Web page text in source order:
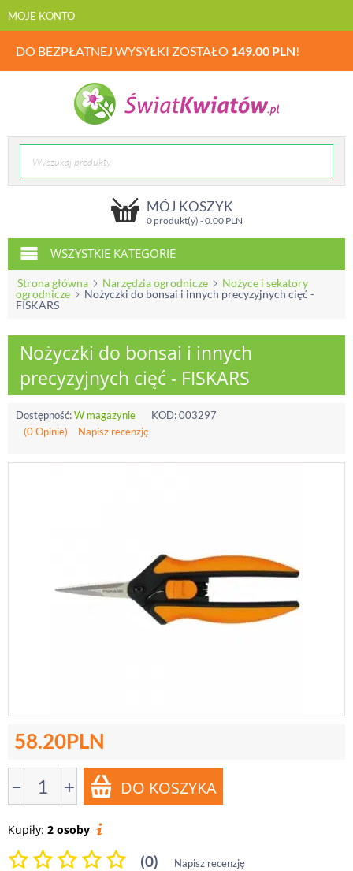
MOJE KONTO
DO BEZPŁATNEJ WYSYŁKI ZOSTAŁO 149.00 PLN!
MÓJ KOSZYK
0 produkt(y) -0.00PLN
WSZYSTKIE KATEGORIE
Strona główna Narzędzia ogrodnicze
Nożyce i sekatory
ogrodnicze
Nożyczki do bonsai i innych precyzyjnych cięć -
FISKARS
Nożyczki do bonsai i innych
precyzyjnych cięć - FISKARS
Dostępność:W magazynie KOD:003297
(0 Opinie)
Napisz recenzję
58.20PLN
− +
Kupiły: 2 osoby
(0) Napisz recenzję